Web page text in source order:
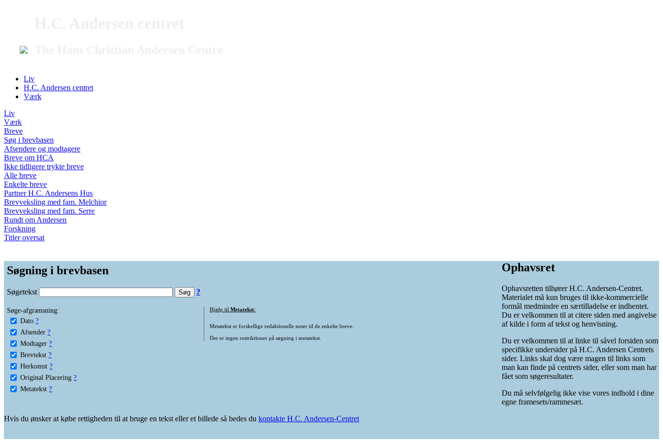
Liv
H.C. Andersen centret
Værk
Liv
Værk
Breve
Søg i brevbasen
Afsendere og modtagere
Breve om HCA
Ikke tidligere trykte breve
Alle breve
Enkelte breve
Partner H.C. Andersens Hus
Brevveksling med fam. Melchior
Brevveksling med fam. Serre
Rundt om Andersen
Forskning
Titler oversat
Søgning i brevbasen
Søgetekst ?
Søge-afgrænsning:
Dato ?
Afsender ?
Modtager ?
Brevtekst ?
Herkomst ?
Original Placering ?
Metatekst ?
Hjælp til Metatekst:
Metatekst er forskellige redaktionelle noter til de enkelte breve.
Der er ingen restriktioner på søgning i metatekst.
Ophavsret
Ophavsretten tilhører H.C. Andersen-Centret.
Materialet må kun bruges til ikke-kommercielle
formål medmindre en særtilladelse er indhentet.
Du er velkommen til at citere siden med angivelse
af kilde i form af tekst og henvisning.
Du er velkommen til at linke til såvel forsiden som
specifikke undersider på H.C. Andersen Centrets
sider. Links skal dog være magen til links som
man kan finde på centrets sider, eller som man har
fået som søgeresultater.
Du må selvfølgelig ikke vise vores indhold i dine
egne framesets/rammesæt.
Hvis du ønsker at købe rettigheden til at bruge en tekst eller et billede så bedes du kontakte H.C. Andersen-Centret